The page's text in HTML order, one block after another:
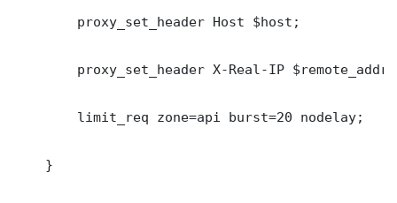
        proxy_set_header Host $host;
        proxy_set_header X-Real-IP $remote_addr;
        limit_req zone=api burst=20 nodelay;
    }